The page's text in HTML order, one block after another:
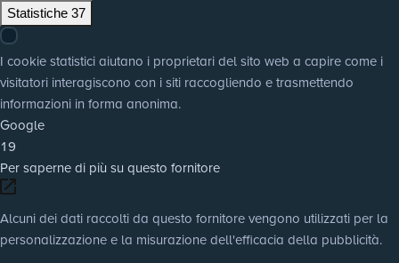
Statistiche 37
I cookie statistici aiutano i proprietari del sito web a capire come i
visitatori interagiscono con i siti raccogliendo e trasmettendo
informazioni in forma anonima.
Google
19
Per saperne di più su questo fornitore
Alcuni dei dati raccolti da questo fornitore vengono utilizzati per la
personalizzazione e la misurazione dell'efficacia della pubblicità.